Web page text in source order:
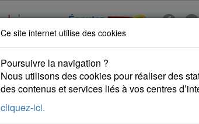
Écoutez
Ce site internet utilise des cookies
Poursuivre la navigation ?
Nous utilisons des cookies pour réaliser des
des contenus et services liés à vos centres
cliquez-ici.